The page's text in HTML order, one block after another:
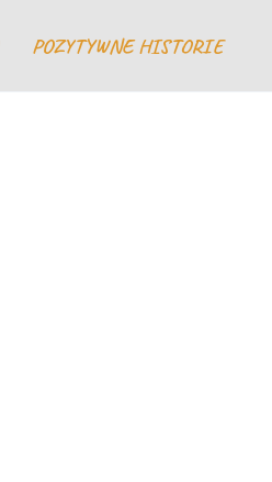
POZYTYWNE HISTORIE